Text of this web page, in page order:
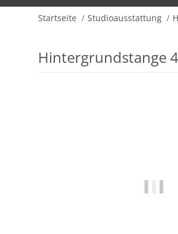
Startseite Studioausstattung
Hintergrundstange